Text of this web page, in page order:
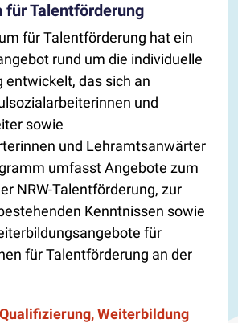
für Talentförderung
für Talentförderung hat ein
rund um die individuelle
entwickelt, das sich an
und
sowie
und Lehramtsanwärter
umfasst Angebote zum
NRW-Talentförderung, zur
Kenntnissen sowie
für
für Talentförderung an der
Weiterbildung